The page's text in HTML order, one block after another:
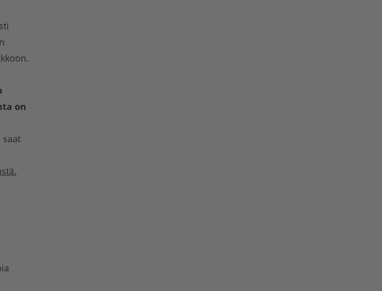
on
saat